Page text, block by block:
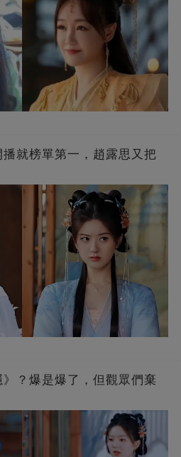
就榜單第一，趙露思又把
？爆是爆了，但觀眾們棄